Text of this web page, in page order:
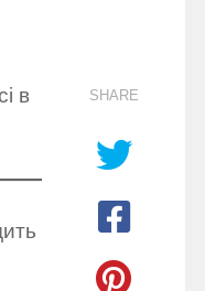
в
SHARE